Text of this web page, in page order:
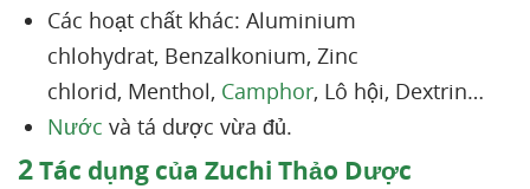
Các hoạt chất khác: Aluminium
chlohydrat, Benzalkonium, Zinc
chlorid, Menthol, Camphor, Lô hội, Dextrin…
Nước và tá dược vừa đủ.
2Tác dụng của Zuchi Thảo Dược